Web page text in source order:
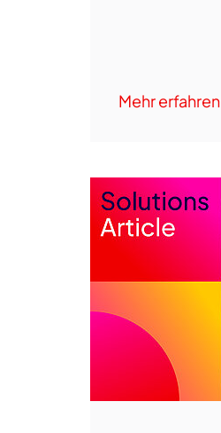
Mehr erfahren